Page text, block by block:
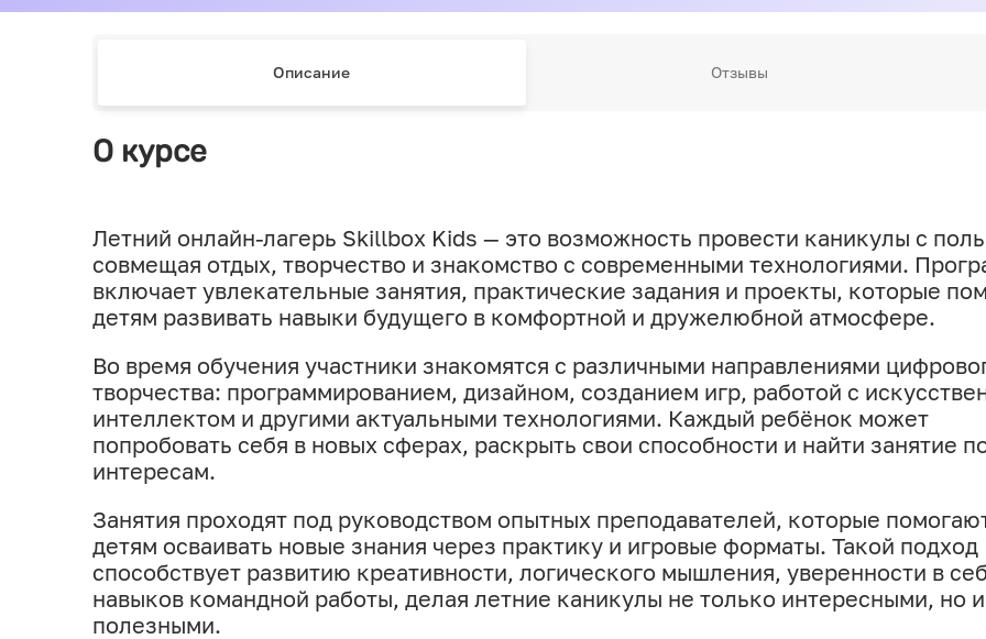
Описание Отзывы
О курсе
Летний онлайн-лагерь Skillbox Kids — это возможность провести каникулы с
совмещая отдых, творчество и знакомство с современными технологиями.
включает увлекательные занятия, практические задания и проекты, которые
детям развивать навыки будущего в комфортной и дружелюбной атмосфере.
Во время обучения участники знакомятся с различными направлениями
творчества: программированием, дизайном, созданием игр, работой с
интеллектом и другими актуальными технологиями. Каждый ребёнок может
попробовать себя в новых сферах, раскрыть свои способности и найти занятие
интересам.
Занятия проходят под руководством опытных преподавателей, которые
детям осваивать новые знания через практику и игровые форматы. Такой подход
способствует развитию креативности, логического мышления, уверенности в
навыков командной работы, делая летние каникулы не только интересными, но и
полезными.